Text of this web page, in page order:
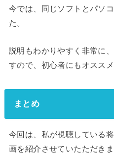
今では、同じソフトとパソ
た。
説明もわかりやすく非常に
すので、初心者にもオススメ
まとめ
今回は、私が視聴している
画を紹介させていたただきま